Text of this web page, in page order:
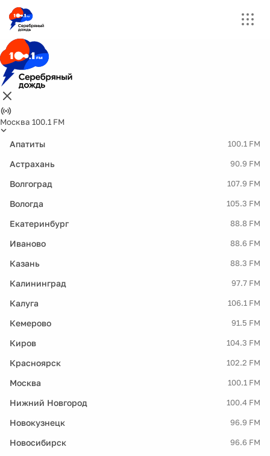
Москва 100.1 FM
Апатиты 100.1 FM
Астрахань 90.9 FM
Волгоград 107.9 FM
Вологда 105.3 FM
Екатеринбург 88.8 FM
Иваново 88.6 FM
Казань 88.3 FM
Калининград 97.7 FM
Калуга 106.1 FM
Кемерово 91.5 FM
Киров 104.3 FM
Красноярск 102.2 FM
Москва 100.1 FM
Нижний Новгород 100.4 FM
Новокузнецк 96.9 FM
Новосибирск 96.6 FM